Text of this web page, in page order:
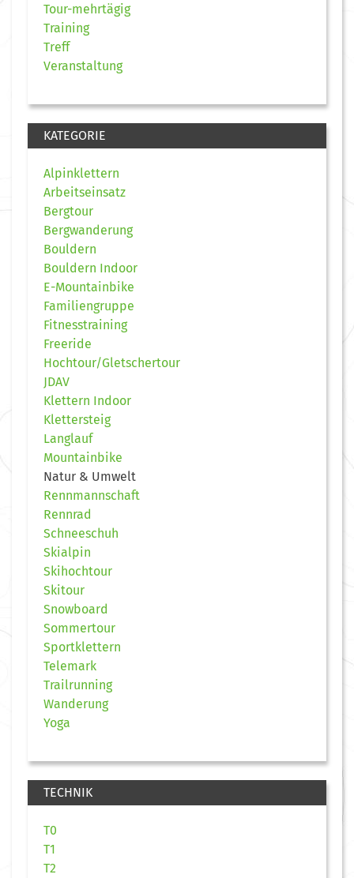
Tour-mehrtägig
Training
Treff
Veranstaltung
KATEGORIE
Alpinklettern
Arbeitseinsatz
Bergtour
Bergwanderung
Bouldern
Bouldern Indoor
E-Mountainbike
Familiengruppe
Fitnesstraining
Freeride
Hochtour/Gletschertour
JDAV
Klettern Indoor
Klettersteig
Langlauf
Mountainbike
Natur & Umwelt
Rennmannschaft
Rennrad
Schneeschuh
Skialpin
Skihochtour
Skitour
Snowboard
Sommertour
Sportklettern
Telemark
Trailrunning
Wanderung
Yoga
TECHNIK
T0
T1
T2